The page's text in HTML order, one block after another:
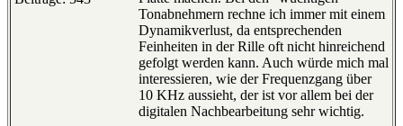
Tonabnehmern rechne ich immer mit einem
Dynamikverlust, da entsprechenden
Feinheiten in der Rille oft nicht hinreichend
gefolgt werden kann. Auch würde mich mal
interessieren, wie der Frequenzgang über
10 KHz aussieht, der ist vor allem bei der
digitalen Nachbearbeitung sehr wichtig.